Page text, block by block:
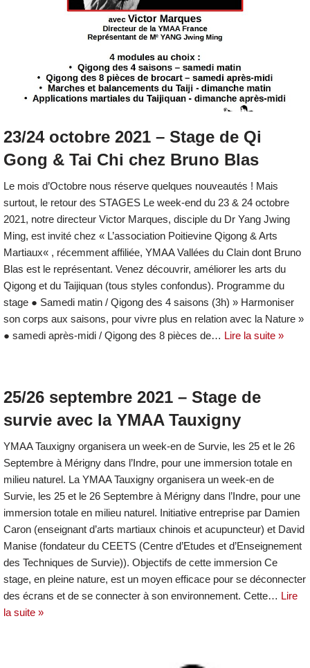
23/24 octobre 2021 – Stage de Qi
Gong & Tai Chi chez Bruno Blas
Le mois d’Octobre nous réserve quelques nouveautés ! Mais
surtout, le retour des STAGES Le week-end du 23 & 24 octobre
2021, notre directeur Victor Marques, disciple du Dr Yang Jwing
Ming, est invité chez « L’association Poitievine Qigong & Arts
Martiaux« , récemment affiliée, YMAA Vallées du Clain dont Bruno
Blas est le représentant. Venez découvrir, améliorer les arts du
Qigong et du Taijiquan (tous styles confondus). Programme du
stage ● Samedi matin / Qigong des 4 saisons (3h) » Harmoniser
son corps aux saisons, pour vivre plus en relation avec la Nature »
● samedi après-midi / Qigong des 8 pièces de… Lire la suite »
25/26 septembre 2021 – Stage de
survie avec la YMAA Tauxigny
YMAA Tauxigny organisera un week-en de Survie, les 25 et le 26
Septembre à Mérigny dans l’Indre, pour une immersion totale en
milieu naturel. La YMAA Tauxigny organisera un week-en de
Survie, les 25 et le 26 Septembre à Mérigny dans l’Indre, pour une
immersion totale en milieu naturel. Initiative entreprise par Damien
Caron (enseignant d’arts martiaux chinois et acupuncteur) et David
Manise (fondateur du CEETS (Centre d’Etudes et d’Enseignement
des Techniques de Survie)). Objectifs de cette immersion Ce
stage, en pleine nature, est un moyen efficace pour se déconnecter
des écrans et de se connecter à son environnement. Cette… Lire
la suite »